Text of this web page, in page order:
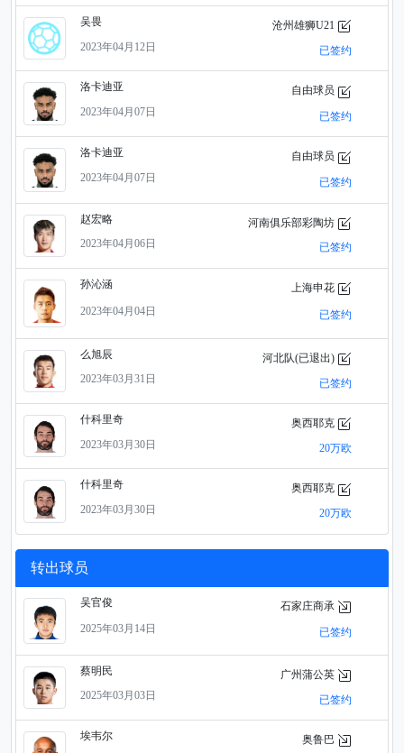
吴畏
2023年04月12日
沧州雄狮U21
已签约
洛卡迪亚
2023年04月07日
自由球员
已签约
洛卡迪亚
2023年04月07日
自由球员
已签约
赵宏略
2023年04月06日
河南俱乐部彩陶坊
已签约
孙沁涵
2023年04月04日
上海申花
已签约
么旭辰
2023年03月31日
河北队(已退出)
已签约
什科里奇
2023年03月30日
奥西耶克
20万欧
什科里奇
2023年03月30日
奥西耶克
20万欧
转出球员
吴官俊
2025年03月14日
石家庄商承
已签约
蔡明民
2025年03月03日
广州蒲公英
已签约
埃韦尔
奥鲁巴